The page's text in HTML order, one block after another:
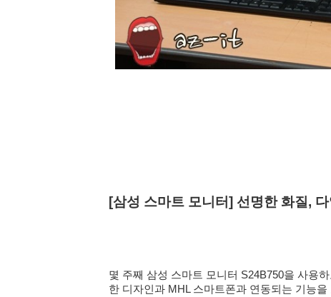
[삼성 스마트 모니터] 선명한 화질,
몇 주째 삼성 스마트 모니터 S24B750을 사용
한 디자인과 MHL 스마트폰과 연동되는 기능